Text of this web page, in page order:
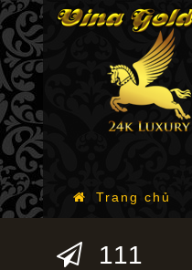
Trang chủ
111